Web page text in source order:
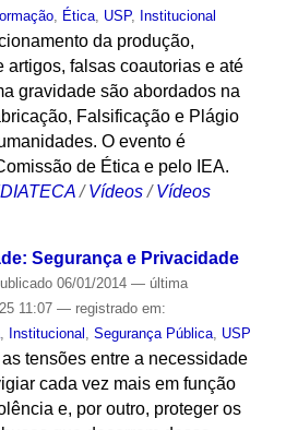
, Ética, USP, Institucional
da produção,
artigos, falsas coautorias e até
gravidade são abordados na
Falsificação e Plágio
O evento é
de Ética e pelo IEA.
/Vídeos /Vídeos
Segurança e Privacidade
06/01/2014 — última
11:07 — registrado em:
, Institucional , Segurança Pública, USP
tensões entre a necessidade
cada vez mais em função
e, por outro, proteger os